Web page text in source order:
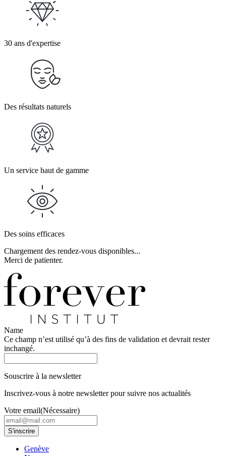
30 ans d'expertise
Des résultats naturels
Un service haut de gamme
Des soins efficaces
Chargement des rendez-vous disponibles...
Merci de patienter.
Name
Ce champ n’est utilisé qu’à des fins de validation et devrait rester
inchangé.
Souscrire à la newsletter
Inscrivez-vous à notre newsletter pour suivre nos actualités
Votre email(Nécessaire)
Genève